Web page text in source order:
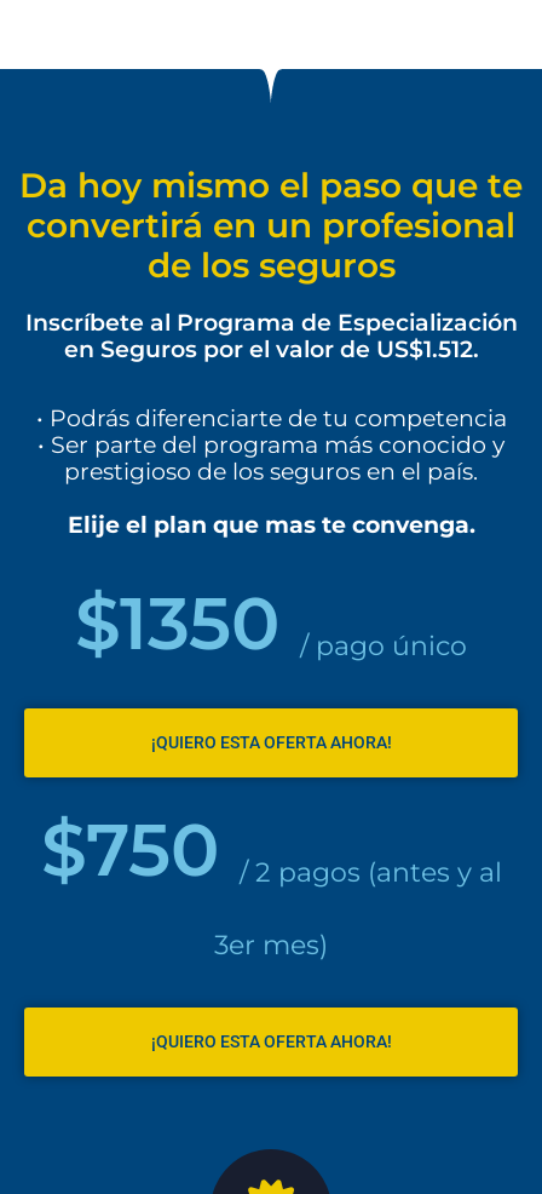
Da hoy mismo el paso que te
convertirá en un profesional
de los seguros
Inscríbete al Programa de Especialización
en Seguros por el valor de US$1.512.
• Podrás diferenciarte de tu competencia
• Ser parte del programa más conocido y
prestigioso de los seguros en el país.
Elije el plan que mas te convenga.
$1350 / pago único
¡QUIERO ESTA OFERTA AHORA!
$750 / 2 pagos (antes y al
3er mes)
¡QUIERO ESTA OFERTA AHORA!